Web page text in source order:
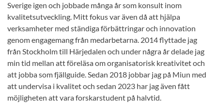
Sverige igen och jobbade många år som konsult inom
kvalitetsutveckling. Mitt fokus var även då att hjälpa
verksamheter med ständiga förbättringar och innovation
genom engagemang från medarbetarna. 2014 flyttade jag
från Stockholm till Härjedalen och under några år delade jag
min tid mellan att föreläsa om organisatorisk kreativitet och
att jobba som fjällguide. Sedan 2018 jobbar jag på Miun med
att undervisa i kvalitet och sedan 2023 har jag även fått
möjligheten att vara forskarstudent på halvtid.